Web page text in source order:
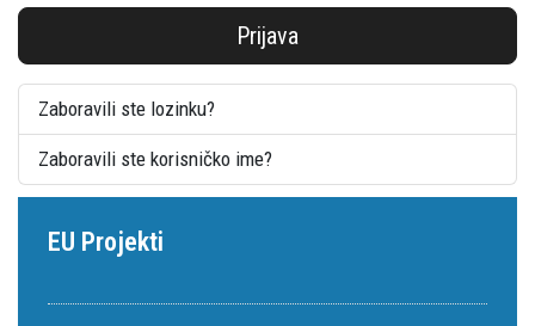
Prijava
Zaboravili ste lozinku?
Zaboravili ste korisničko ime?
EU Projekti